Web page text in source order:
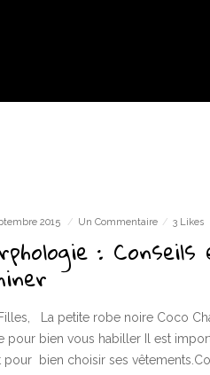
2015 Un Commentaire 3 Likes
:
La petite robe noire Coco
pour bien vous habiller Il est
pour bien choisir ses